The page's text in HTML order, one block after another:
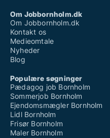
Om Jobbornholm.dk
Om Jobbornholm.dk
Kontakt os
Medieomtale
Nyheder
Blog
Populære søgninger
Pædagog job Bornholm
Sommerjob Bornholm
Ejendomsmægler Bornholm
Lidl Bornholm
Frisør Bornholm
Maler Bornholm